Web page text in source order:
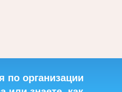
по организации